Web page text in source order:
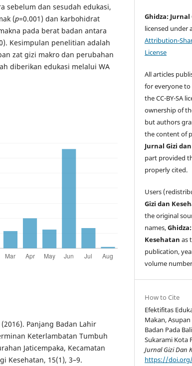
sebelum dan sesudah edukasi,
(p=0.001) dan karbohidrat
pada berat badan antara
Kesimpulan penelitian adalah
zat gizi makro dan perubahan
diberikan edukasi melalui WA
Panjang Badan Lahir
Keterlambatan Tumbuh
Jaticempaka, Kecamatan
Kesehatan, 15(1), 3–9.
Ghidza:
licensed under
Attribution-
License
All articles
for everyone
the CC-BY-SA
ownership of
but authors
the content of
Jurnal Gizi
part provided
properly cited.
Users
Gizi dan
the original
names,
Kesehatan as
publication,
volume
How to Cite
Efektifitas
Makan,
Badan Pada
Sukarami Kota
Jurnal Gizi Dan
https://doi.org/